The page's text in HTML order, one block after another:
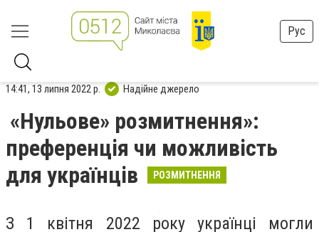
Рус
14:41, 13 липня 2022 р. Надійне джерело
«Нульове» розмитнення»:
преференція чи можливість
для українців
РОЗМИТНЕННЯ
З 1 квітня 2022 року українці могли